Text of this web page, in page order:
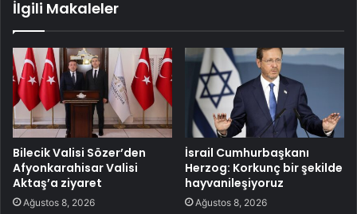
İlgili Makaleler
Bilecik Valisi Sözer’den
Afyonkarahisar Valisi
Aktaş’a ziyaret
Ağustos 8, 2026
İsrail Cumhurbaşkanı
Herzog: Korkunç bir şekilde
hayvanileşiyoruz
Ağustos 8, 2026